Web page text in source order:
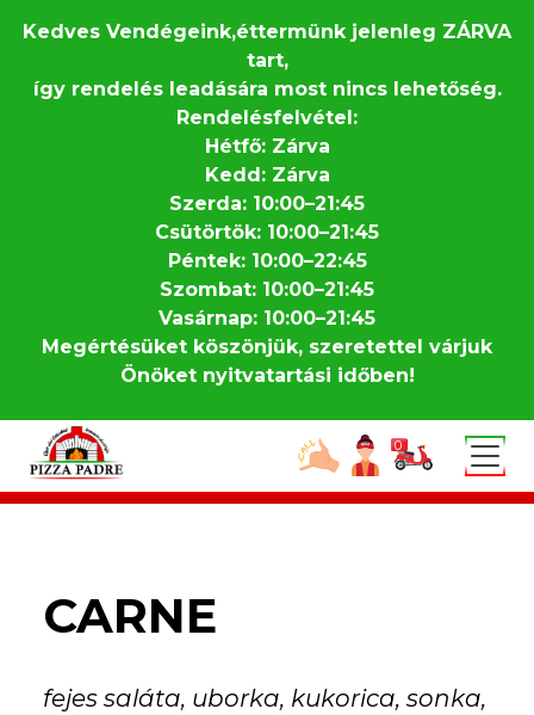
Kedves Vendégeink,éttermünk jelenleg ZÁRVA
tart,
így rendelés leadására most nincs lehetőség.
Rendelésfelvétel:
Hétfő: Zárva
Kedd: Zárva
Szerda: 10:00–21:45
Csütörtök: 10:00–21:45
Péntek: 10:00–22:45
Szombat: 10:00–21:45
Vasárnap: 10:00–21:45
Megértésüket köszönjük, szeretettel várjuk
Önöket nyitvatartási időben!
Skip to main content
0
CARNE
fejes saláta, uborka, kukorica, sonka,